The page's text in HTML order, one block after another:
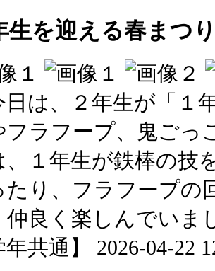
生を迎える春まつ
は、２年生が「１
フラフープ、鬼ごっ
、１年生が鉄棒の技
たり、フラフープの
仲良く楽しんでいま
年共通】 2026-04-22